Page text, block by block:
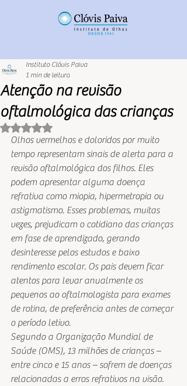
Atenção na revisão
oftalmológica das crianças
Instituto Clóvis Paiva
1 min de leitura
Avaliado com NaN de 5 estrelas.
Olhos vermelhos e doloridos por muito
tempo representam sinais de alerta para a
revisão oftalmológica dos filhos. Eles
podem apresentar alguma doença
refrativa como miopia, hipermetropia ou
astigmatismo. Esses problemas, muitas
vezes, prejudicam o cotidiano das crianças
em fase de aprendizado, gerando
desinteresse pelos estudos e baixo
rendimento escolar. Os pais devem ficar
atentos para levar anualmente os
pequenos ao oftalmologista para exames
de rotina, de preferência antes de começar
o período letivo.
Segundo a Organização Mundial de
Saúde (OMS), 13 milhões de crianças –
entre cinco e 15 anos – sofrem de doenças
relacionadas a erros refrativos na visão.